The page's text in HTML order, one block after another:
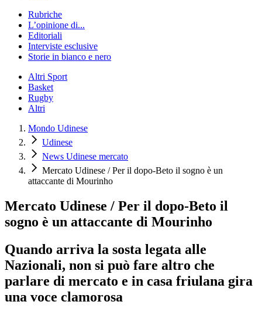
Rubriche
L’opinione di...
Editoriali
Interviste esclusive
Storie in bianco e nero
Altri Sport
Basket
Rugby
Altri
Mondo Udinese
Udinese
News Udinese mercato
Mercato Udinese / Per il dopo-Beto il sogno è un
attaccante di Mourinho
Mercato Udinese / Per il dopo-Beto il
sogno è un attaccante di Mourinho
Quando arriva la sosta legata alle
Nazionali, non si può fare altro che
parlare di mercato e in casa friulana gira
una voce clamorosa